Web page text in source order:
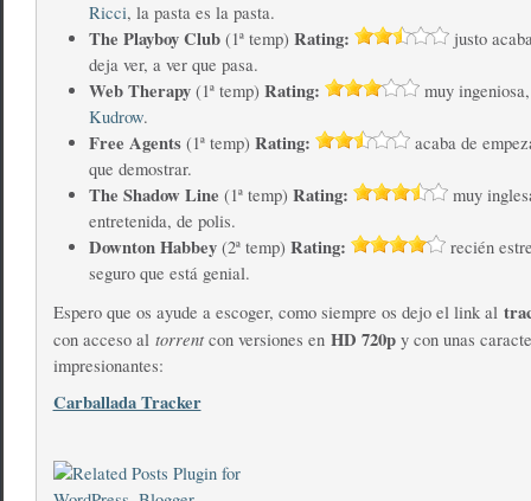
Ricci, la pasta es la pasta.
The Playboy Club(1ª temp) Rating:
justo
deja ver, a ver que pasa.
Web Therapy(1ª temp) Rating:
muy
Kudrow.
Free Agents(1ª temp) Rating:
acaba de
que demostrar.
The Shadow Line (1ª temp) Rating:
muy
entretenida, de polis.
Downton Habbey(2ª temp) Rating:
recién
seguro que está genial.
Espero que os ayude a escoger, como siempre os dejo el link al
con acceso al torrent con versiones en HD 720py con unas
impresionantes:
Carballada Tracker